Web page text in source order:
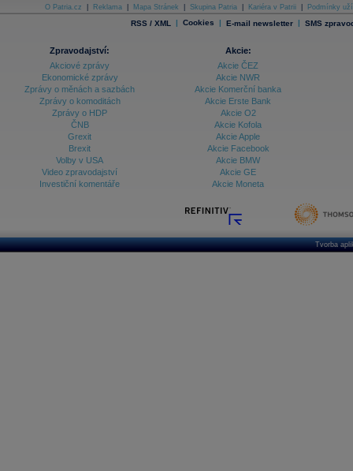
O Patria.cz Reklama Mapa Stránek Skupina Patria Kariéra v Patrii Podmínky
RSS / XML | Cookies | E-mail newsletter | SMS
Zpravodajství:
Akciové zprávy
Ekonomické zprávy
Zprávy o měnách a sazbách
Zprávy o komoditách
Zprávy o HDP
ČNB
Grexit
Brexit
Volby v USA
Video zpravodajství
Investiční komentáře
Akcie:
Akcie ČEZ
Akcie NWR
Akcie Komerční banka
Akcie Erste Bank
Akcie O2
Akcie Kofola
Akcie Apple
Akcie Facebook
Akcie BMW
Akcie GE
Akcie Moneta
Tvorba